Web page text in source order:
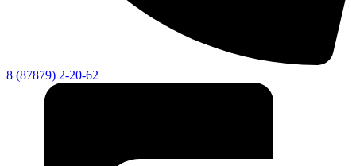
8 (87879) 2-20-62